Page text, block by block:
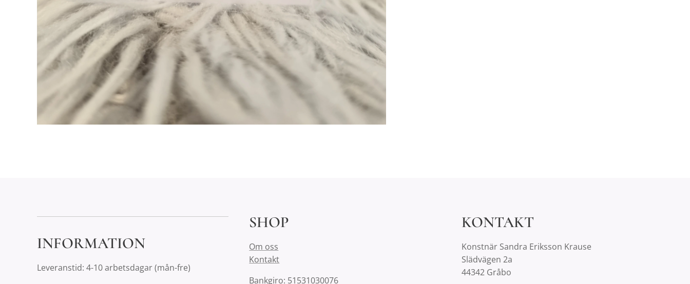
INFORMATION
Leveranstid: 4-10 arbetsdagar (mån-fre)
SHOP
Om oss
Kontakt
Bankgiro: 51531030076
KONTAKT
Konstnär Sandra Eriksson Krause
Slädvägen 2a
44342 Gråbo